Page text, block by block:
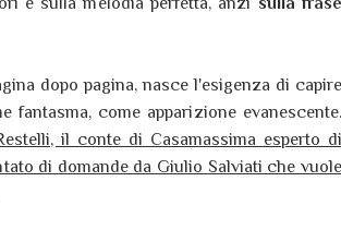
dopo pagina, nasce l'esigenza di capire
come apparizione evanescente.
il conte di Casamassima esperto
di domande da Giulio Salviati che vuole